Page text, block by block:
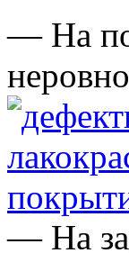
— На
— На